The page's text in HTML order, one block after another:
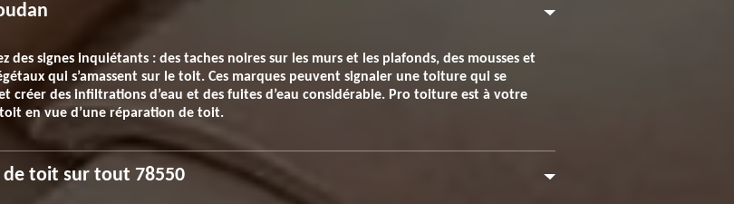
signes inquiétants : des taches noires sur les murs et les plafonds, des mousses et
qui s’amassent sur le toit. Ces marques peuvent signaler une toiture qui se
créer des infiltrations d’eau et des fuites d’eau considérable. Pro toiture est à votre
en vue d’une réparation de toit.
de toit sur tout 78550